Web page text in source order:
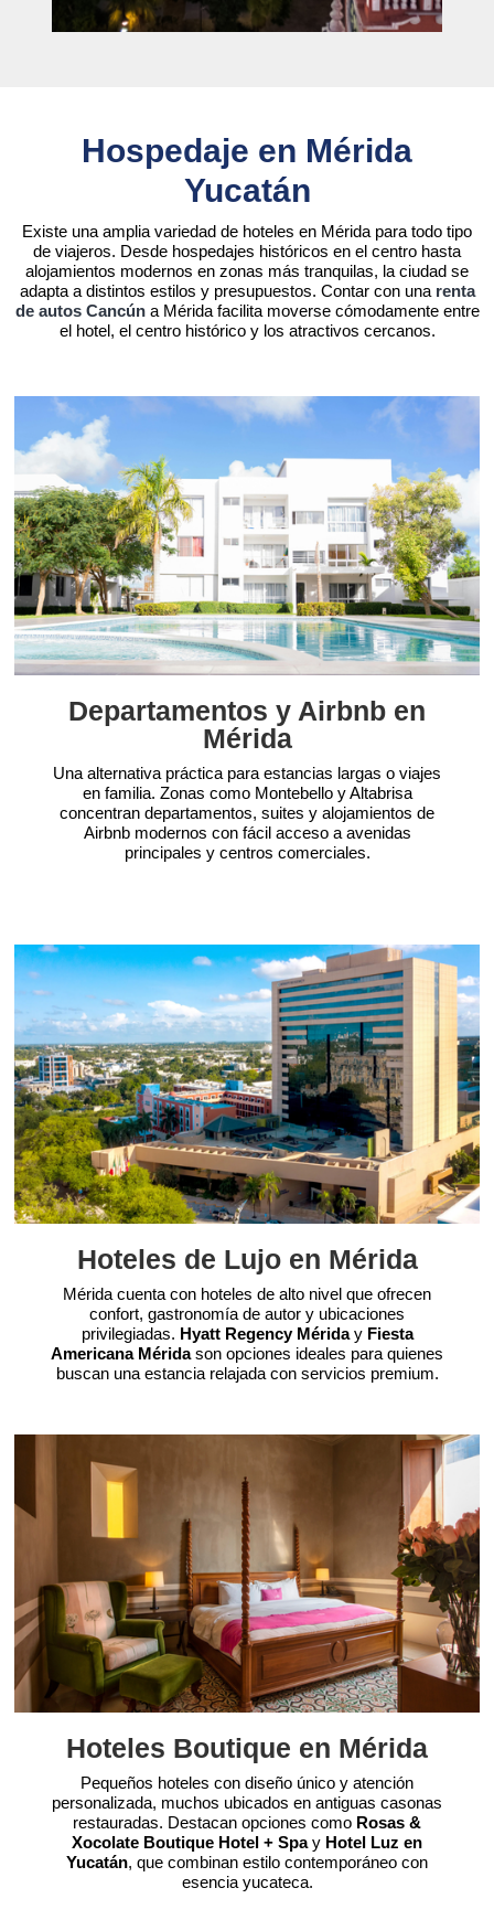
Hospedaje en Mérida
Yucatán
Existe una amplia variedad de hoteles en Mérida para todo tipo
de viajeros. Desde hospedajes históricos en el centro hasta
alojamientos modernos en zonas más tranquilas, la ciudad se
adapta a distintos estilos y presupuestos. Contar con una renta
de autos Cancún a Mérida facilita moverse cómodamente entre
el hotel, el centro histórico y los atractivos cercanos.
Departamentos y Airbnb en
Mérida
Una alternativa práctica para estancias largas o viajes
en familia. Zonas como Montebello y Altabrisa
concentran departamentos, suites y alojamientos de
Airbnb modernos con fácil acceso a avenidas
principales y centros comerciales.
Hoteles de Lujo en Mérida
Mérida cuenta con hoteles de alto nivel que ofrecen
confort, gastronomía de autor y ubicaciones
privilegiadas. Hyatt Regency Mériday Fiesta
Americana Méridason opciones ideales para quienes
buscan una estancia relajada con servicios premium.
Hoteles Boutique en Mérida
Pequeños hoteles con diseño único y atención
personalizada, muchos ubicados en antiguas casonas
restauradas. Destacan opciones como Rosas &
Xocolate Boutique Hotel + Spay Hotel Luz en
Yucatán, que combinan estilo contemporáneo con
esencia yucateca.